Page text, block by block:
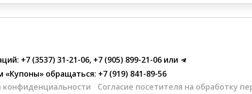
: +7 (3537) 31-21-06, +7 (905) 899-21-06 или
«Купоны» обращаться: +7 (919) 841-89-56
конфиденциальности Согласие посетителя на обработку